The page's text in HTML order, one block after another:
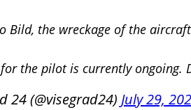
Bild, the wreckage of the
the pilot is currently ongoing.
24 (@visegrad24) July 29,